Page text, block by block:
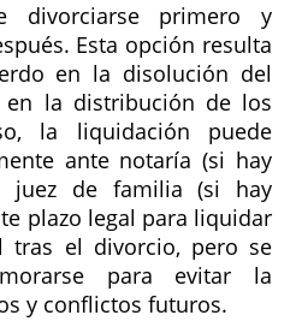
divorciarse primero y
Esta opción resulta
en la disolución del
la distribución de los
la liquidación puede
ante notaría (si hay
juez de familia (si hay
plazo legal para liquidar
tras el divorcio, pero se
para evitar la
y conflictos futuros.